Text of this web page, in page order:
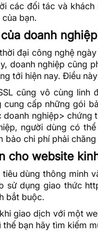
các đối tác và
bạn.
doanh nghiệp
đại công nghệ
doanh nghiệp cũng
tới hiện nay. Điều
cũng vô cùng
cung cấp những gói
nghiệp> chứng
người dùng có
bảo chi phí phải
cho website
tiêu dùng thông minh
sử dụng giao thức
bắt buộc.
giao dịch với một
thế bạn hãy tìm kiếm